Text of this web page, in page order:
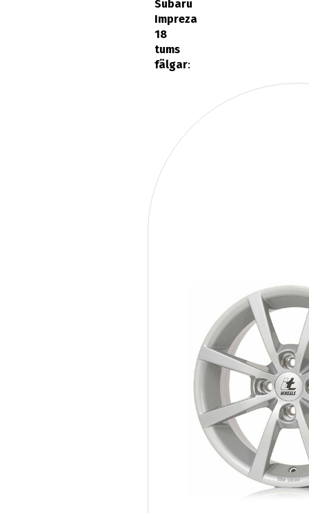
Subaru
Impreza
18
tums
fälgar: